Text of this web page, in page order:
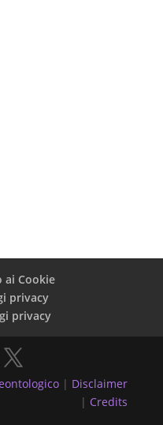
ai Cookie
privacy
privacy
| Disclaimer
| Credits